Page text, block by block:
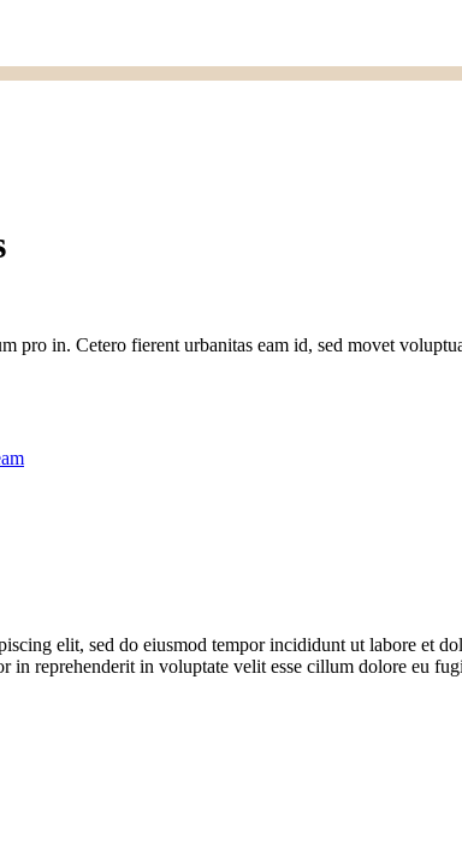
pro in. Cetero fierent urbanitas eam id, sed movet
elit, sed do eiusmod tempor incididunt ut labore et
in reprehenderit in voluptate velit esse cillum dolore eu